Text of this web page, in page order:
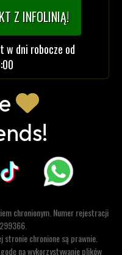
Z INFOLINIĄ!
w dni robocze od
chronionym. Numer rejestracji
stronie chronione są prawnie.
na wykorzystywanie plików